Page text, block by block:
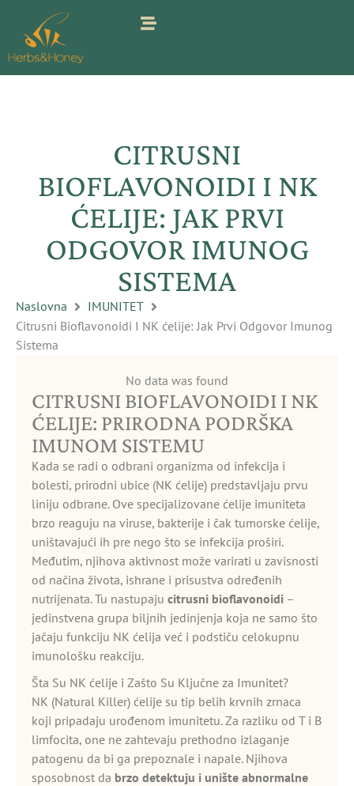
sadržaj
CITRUSNI
BIOFLAVONOIDI I NK
ĆELIJE: JAK PRVI
ODGOVOR IMUNOG
SISTEMA
Naslovna
IMUNITET
Citrusni Bioflavonoidi I NK ćelije: Jak Prvi Odgovor Imunog
Sistema
No data was found
CITRUSNI BIOFLAVONOIDI I NK
ĆELIJE: PRIRODNA PODRŠKA
IMUNOM SISTEMU
Kada se radi o odbrani organizma od infekcija i
bolesti, prirodni ubice (NK ćelije) predstavljaju prvu
liniju odbrane. Ove specijalizovane ćelije imuniteta
brzo reaguju na viruse, bakterije i čak tumorske ćelije,
uništavajući ih pre nego što se infekcija proširi.
Međutim, njihova aktivnost može varirati u zavisnosti
od načina života, ishrane i prisustva određenih
nutrijenata. Tu nastupaju citrusni bioflavonoidi –
jedinstvena grupa biljnih jedinjenja koja ne samo što
jačaju funkciju NK ćelija već i podstiču celokupnu
imunološku reakciju.
Šta Su NK ćelije i Zašto Su Ključne za Imunitet?
NK (Natural Killer) ćelije su tip belih krvnih zrnaca
koji pripadaju urođenom imunitetu. Za razliku od T i B
limfocita, one ne zahtevaju prethodno izlaganje
patogenu da bi ga prepoznale i napale. Njihova
sposobnost da brzo detektuju i unište abnormalne